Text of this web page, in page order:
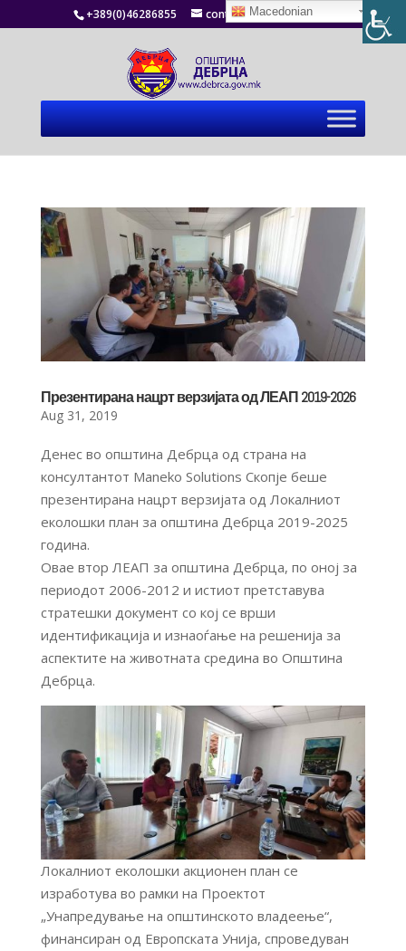
+389(0)46286855 contact@debrca.gov.mk
Презентирана нацрт верзијата од ЛЕАП 2019-2026
Aug 31, 2019
Денес во општина Дебрца од страна на
консултантот Maneko Solutions Скопје беше
презентирана нацрт верзијата од Локалниот
еколошки план за општина Дебрца 2019-2025
година.
Овае втор ЛЕАП за општина Дебрца, по оној за
периодот 2006-2012 и истиот претставува
стратешки документ со кој се врши
идентификација и изнаоѓање на решенија за
аспектите на животната средина во Општина
Дебрца.
Локалниот еколошки акционен план се
изработува во рамки на Проектот
„Унапредување на општинското владеење“,
финансиран од Европската Унија, спроведуван
Macedonian